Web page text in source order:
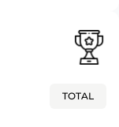
TOTAL